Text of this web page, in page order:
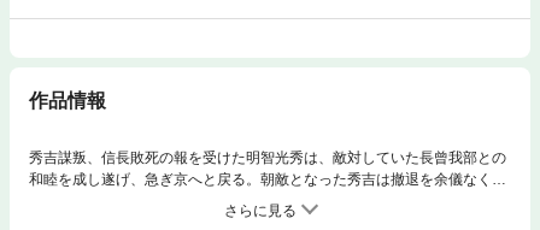
作品情報
秀吉謀叛、信長敗死の報を受けた明智光秀は、敵対していた長曾我部との
和睦を成し遂げ、急ぎ京へと戻る。朝敵となった秀吉は撤退を余儀なくさ
れるが、中国の王・毛利を味方につけ、瀬戸内の水軍を駆使せんと画策す